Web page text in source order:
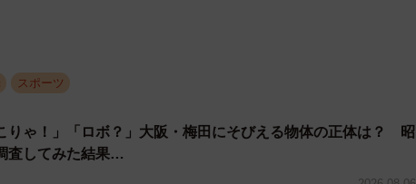
スポーツ
りゃ！」「ロボ？」大阪・梅田にそびえる物体の正体は？ 昭
査してみた結果…